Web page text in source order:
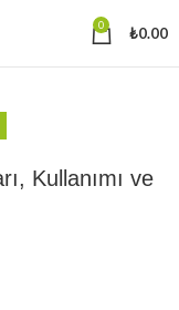
0 ₺0.00
Kullanımı ve